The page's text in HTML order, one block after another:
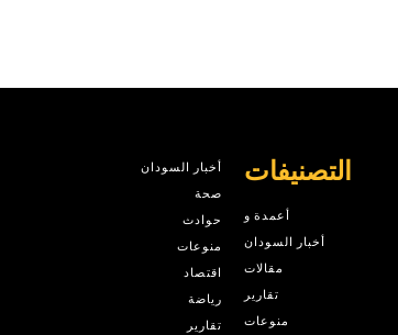
أخبار السودان
صحة
حوادث
منوعات
اقتصاد
رياضة
تقارير
التصنيفات
أعمدة و
أخبار السودان
مقالات
تقارير
منوعات